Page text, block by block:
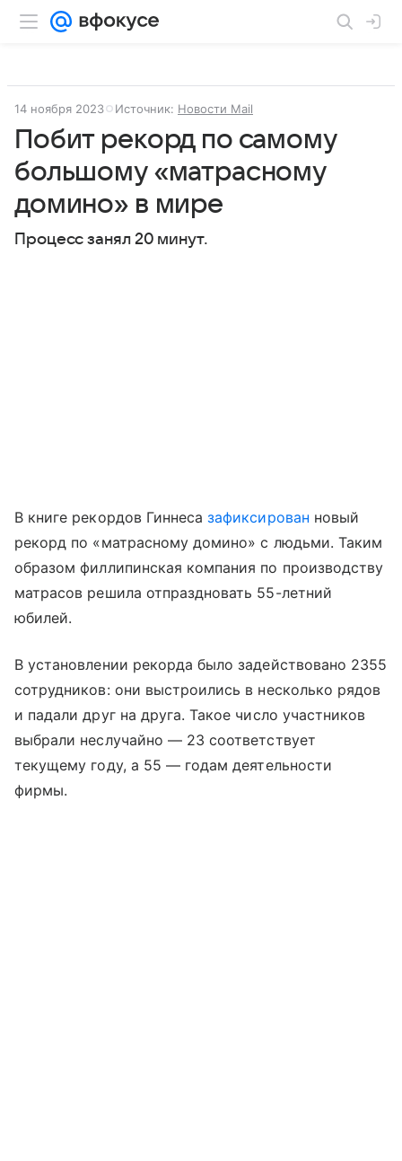
14 ноября 2023 Источник: Новости Mail
Побит рекорд по самому
большому «матрасному
домино» в мире
Процесс занял 20 минут.
В книге рекордов Гиннесазафиксирован новый
рекорд по «матрасному домино» с людьми. Таким
образом филлипинская компания по производству
матрасов решила отпраздновать 55-летний
юбилей.
В установлении рекорда было задействовано 2355
сотрудников: они выстроились в несколько рядов
и падали друг на друга. Такое число участников
выбрали неслучайно — 23 соответствует
текущему году, а 55 — годам деятельности
фирмы.